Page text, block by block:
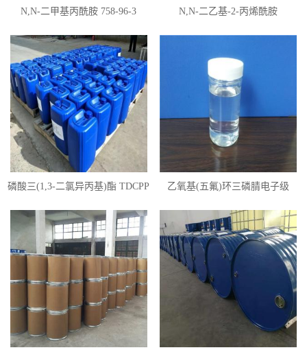
N,N-二甲基丙酰胺 758-96-3 N,N-二乙基-2-丙烯酰胺
磷酸三(1,3-二氯异丙基)酯 TDCPP 乙氧基(五氟)环三磷腈电子级